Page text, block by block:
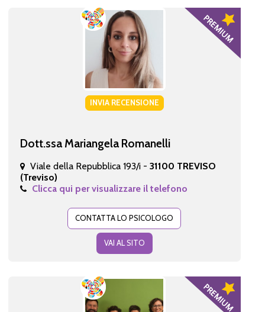
INVIA RECENSIONE
Dott.ssa Mariangela Romanelli
Viale della Repubblica 193/i - 31100 TREVISO
(Treviso)
Clicca qui per visualizzare il telefono
CONTATTA LO PSICOLOGO
VAI AL SITO